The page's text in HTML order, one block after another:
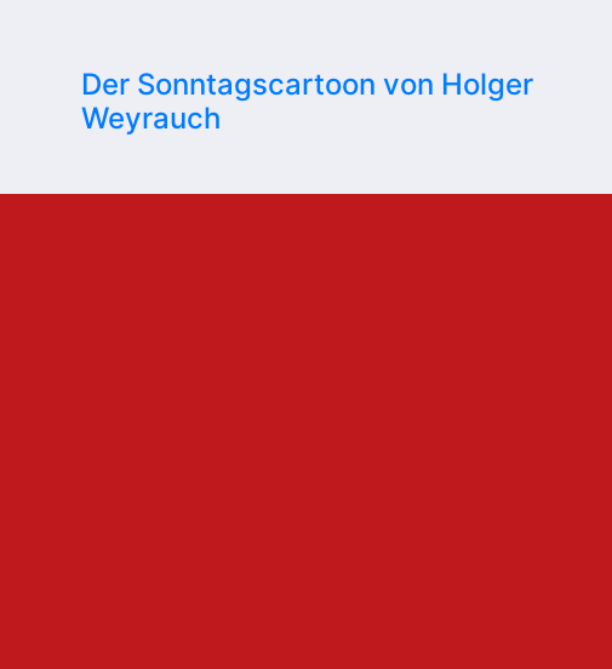
Der Sonntagscartoon von Holger
Weyrauch